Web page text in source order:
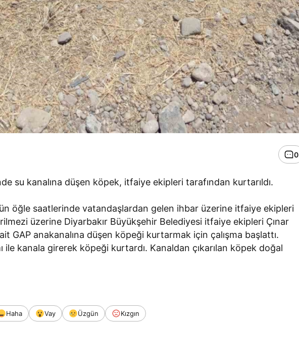
0
su kanalına düşen köpek, itfaiye ekipleri tarafından kurtarıldı.
öğle saatlerinde vatandaşlardan gelen ihbar üzerine itfaiye ekipleri
üzerine Diyarbakır Büyükşehir Belediyesi itfaiye ekipleri Çınar
GAP anakanalına düşen köpeği kurtarmak için çalışma başlattı.
ile kanala girerek köpeği kurtardı. Kanaldan çıkarılan köpek doğal
Haha Vay Üzgün Kızgın